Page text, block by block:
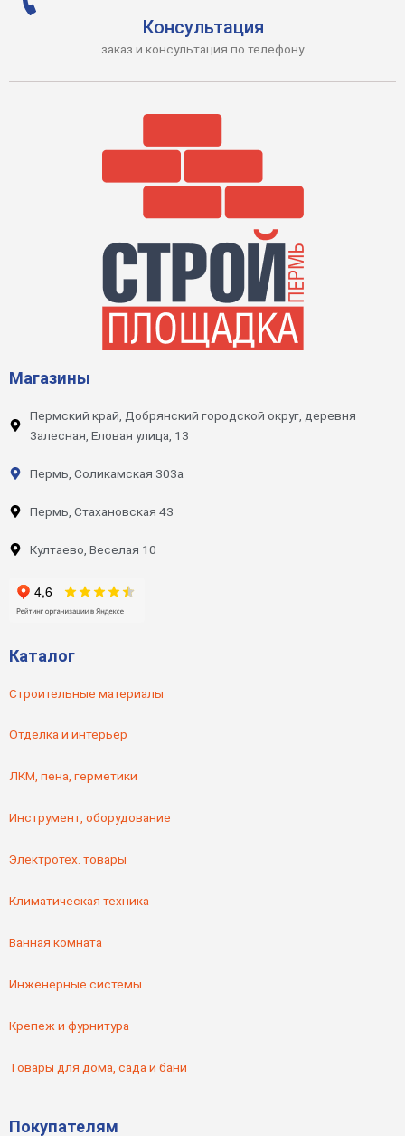
Консультация
заказ и консультация по телефону
Магазины
Пермский край, Добрянский городской округ, деревня
Залесная, Еловая улица, 13
Пермь, Соликамская 303а
Пермь, Стахановская 43
Култаево, Веселая 10
Каталог
Строительные материалы
Отделка и интерьер
ЛКМ, пена, герметики
Инструмент, оборудование
Электротех. товары
Климатическая техника
Ванная комната
Инженерные системы
Крепеж и фурнитура
Товары для дома, сада и бани
Покупателям